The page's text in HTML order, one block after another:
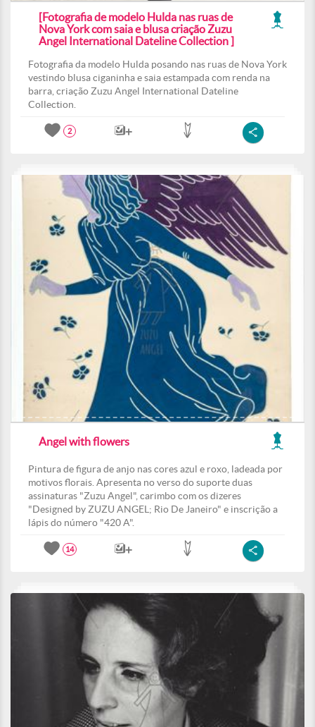
[Fotografia de modelo Hulda nas ruas de
Nova York com saia e blusa criação Zuzu
Angel International Dateline Collection ]
Fotografia da modelo Hulda posando nas ruas de Nova York
vestindo blusa ciganinha e saia estampada com renda na
barra, criação Zuzu Angel International Dateline
Collection.
2
Angel with flowers
Pintura de figura de anjo nas cores azul e roxo, ladeada por
motivos florais. Apresenta no verso do suporte duas
assinaturas "Zuzu Angel", carimbo com os dizeres
"Designed by ZUZU ANGEL; Rio De Janeiro" e inscrição a
lápis do número "420 A".
14